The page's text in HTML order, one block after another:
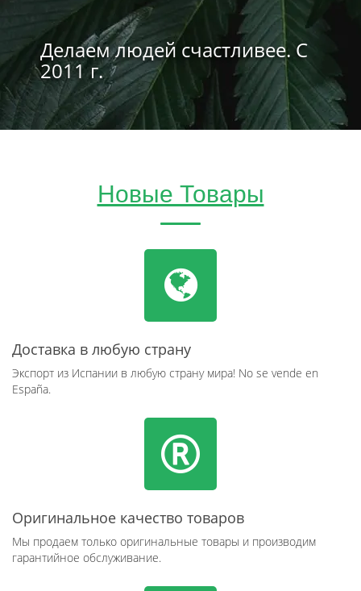
Делаем людей счастливее. С
2011 г.
Новые Товары
Доставка в любую страну
Экспорт из Испании в любую страну мира! No se vende en
España.
Оригинальное качество товаров
Мы продаем только оригинальные товары и производим
гарантийное обслуживание.